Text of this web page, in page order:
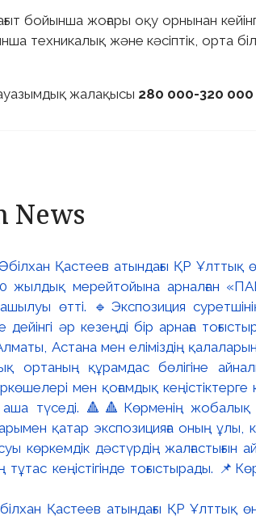
бойынша жоғары оқу орнынан
техникалық және кәсіптік, орта
жалақысы 280 000-320 000
News
Қастеев атындағы ҚР Ұлттық